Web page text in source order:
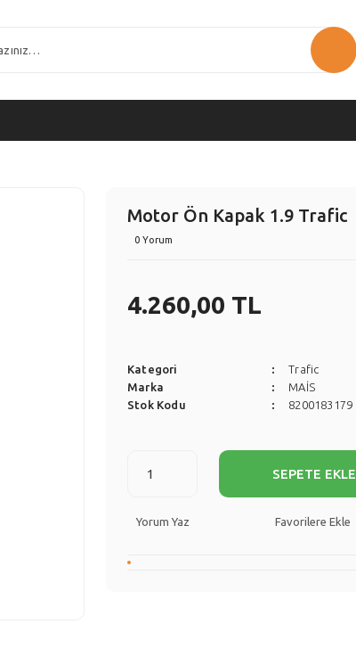
Motor Ön Kapak 1.9 Trafic
0 Yorum
4.260,00 TL
Kategori
Trafic
Marka
MAİS
Stok Kodu
8200183179
SEPETE EKLE
Yorum Yaz